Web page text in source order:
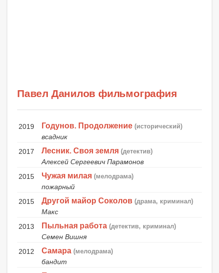
Павел Данилов фильмография
2019 Годунов. Продолжение (исторический)
всадник
2017
Лесник. Своя земля (детектив)
Алексей Сергеевич Парамонов
2015
Чужая милая (мелодрама)
пожарный
2015
Другой майор Соколов (драма, криминал)
Макс
2013
Пыльная работа (детектив, криминал)
Семен Вишня
2012
Самара (мелодрама)
бандит